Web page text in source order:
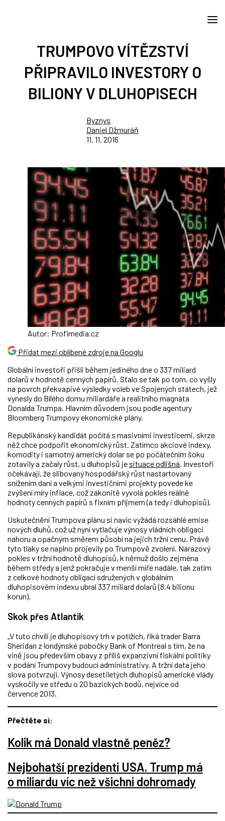
TRUMPOVO VÍTĚZSTVÍ
PŘIPRAVILO INVESTORY O
BILIONY V DLUHOPISECH
Byznys
Daniel Džmuráň
11. 11. 2016
Autor: Profimedia.cz
Přidat mezi oblíbené zdroje na Googlu
Globální investoři přišli během jediného dne o 337 miliard
dolarů v hodnotě cenných papírů. Stalo se tak po tom, co vyšly
na povrch překvapivé výsledky voleb ve Spojených státech, jež
vynesly do Bílého domu miliardáře a realitního magnáta
Donalda Trumpa. Hlavním důvodem jsou podle agentury
Bloomberg Trumpovy ekonomické plány.
Republikánský kandidát počítá s masivními investicemi, skrze
něž chce podpořit ekonomický růst. Zatímco akciové indexy,
komodity i samotný americký dolar se po počátečním šoku
zotavily a začaly růst, u dluhopisů je situace odlišná. Investoři
očekávají, že slibovaný hospodářský růst nastartovaný
snížením daní a velkými investičními projekty povede ke
zvýšení míry inflace, což zákonitě vyvolá pokles reálné
hodnoty cenných papírů s fixním příjmem (a tedy i dluhopisů).
Uskutečnění Trumpova plánu si navíc vyžádá rozsáhlé emise
nových dluhů, což už nyní vytlačuje výnosy vládních obligací
nahoru a opačným směrem působí na jejich tržní cenu. Právě
tyto tlaky se naplno projevily po Trumpově zvolení. Nárazový
pokles v tržní hodnotě dluhopisů, k němuž došlo zejména
během středy a jenž pokračuje v menší míře nadále, tak zatím
z celkové hodnoty obligací sdružených v globálním
dluhopisovém indexu ubral 337 miliard dolarů (8,4 bilionu
korun).
Skok přes Atlantik
„V tuto chvíli je dluhopisový trh v potížích, říká trader Barra
Sheridan z londýnské pobočky Bank of Montreal s tím, že na
vině jsou především obavy z příliš expanzivní fiskální politiky
v podání Trumpovy budoucí administrativy. A tržní data jeho
slova potvrzují. Výnosy desetiletých dluhopisů americké vlády
vyskočily ve středu o 20 bazických bodů, nejvíce od
července 2013.
Přečtěte si:
Kolik má Donald vlastně peněz?
Nejbohatší prezidenti USA. Trump má
o miliardu víc než všichni dohromady